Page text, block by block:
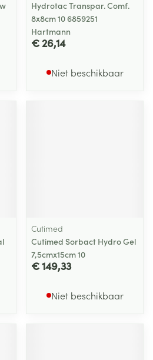
Hydrotac Transpar. Comf.
8x8cm 10 6859251
Hartmann
€ 26,14
Niet beschikbaar
Cutimed
Cutimed Sorbact Hydro Gel
7,5cmx15cm 10
€ 149,33
Niet beschikbaar